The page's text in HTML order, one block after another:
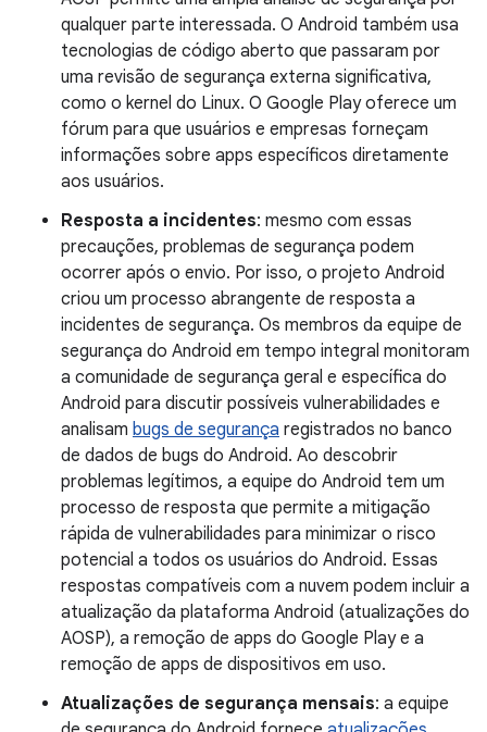
qualquer parte interessada. O Android também usa
tecnologias de código aberto que passaram por
uma revisão de segurança externa significativa,
como o kernel do Linux. O Google Play oferece um
fórum para que usuários e empresas forneçam
informações sobre apps específicos diretamente
aos usuários.
Resposta a incidentes: mesmo com essas
precauções, problemas de segurança podem
ocorrer após o envio. Por isso, o projeto Android
criou um processo abrangente de resposta a
incidentes de segurança. Os membros da equipe de
segurança do Android em tempo integral monitoram
a comunidade de segurança geral e específica do
Android para discutir possíveis vulnerabilidades e
analisam bugs de segurança registrados no banco
de dados de bugs do Android. Ao descobrir
problemas legítimos, a equipe do Android tem um
processo de resposta que permite a mitigação
rápida de vulnerabilidades para minimizar o risco
potencial a todos os usuários do Android. Essas
respostas compatíveis com a nuvem podem incluir a
atualização da plataforma Android (atualizações do
AOSP), a remoção de apps do Google Play e a
remoção de apps de dispositivos em uso.
Atualizações de segurança mensais: a equipe